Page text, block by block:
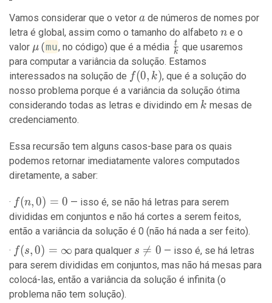
Vamos considerar que o vetor a
a de números de nomes por
letra é global, assim como o tamanho do alfabeto n
n e o
valor \mu
μ (mu, no código) que é a média \frac{t}
{k}
k
t
que usaremos
para computar a variância da solução. Estamos
interessados na solução de f(0,
k)
f(0, k), que é a solução do
nosso problema porque é a variância da solução ótima
considerando todas as letras e dividindo em k
k mesas de
credenciamento.
Essa recursão tem alguns casos-base para os quais
podemos retornar imediatamente valores computados
diretamente, a saber:
f(n,
0)
=
0
f(n,0) = 0 — isso é, se não há letras para serem
divididas em conjuntos e não há cortes a serem feitos,
então a variância da solução é 0 (não há nada a ser feito).
f(s, 0)
=
\infty
f(s,0) = ∞ para qualquer s
\neq
0
s 
= 0 — isso é, se há letras
para serem divididas em conjuntos, mas não há mesas para
colocá-las, então a variância da solução é infinita (o
problema não tem solução).